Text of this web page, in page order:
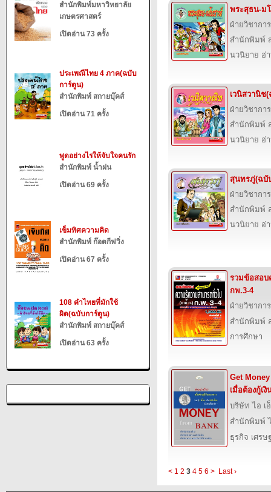
สำนักพิมพ์มหาวิทยาลัย
เกษตรศาสตร์
เปิดอ่าน 73 ครั้ง
ประเพณีไทย 4 ภาค(ฉบับ
การ์ตูน)
สำนักพิมพ์ สกายบุ๊คส์
เปิดอ่าน 71 ครั้ง
พูดอย่างไรให้จับใจคนรัก
สำนักพิมพ์ น้ำฝน
เปิดอ่าน 69 ครั้ง
เข็มทิศความคิด
สำนักพิมพ์ ก๊อตกีฟวิ่ง
เปิดอ่าน 67 ครั้ง
108 คำไทยที่มักใช้
ผิด(ฉบับการ์ตูน)
สำนักพิมพ์ สกายบุ๊คส์
เปิดอ่าน 63 ครั้ง
พระสุธน-ม
ฝ่ายวิชากา
สำนักพิมพ์
นวนิยาย อ่
เวนิสวานิช
ฝ่ายวิชากา
สำนักพิมพ์
นวนิยาย อ่
สุนทรภู่(ฉบั
ฝ่ายวิชากา
สำนักพิมพ์
นวนิยาย อ่
รวมข้อสอบ
กพ.3-4
ฝ่ายวิชากา
สำนักพิมพ์
การศึกษา
Get
เมื่อต้องกู้เ
บริษัท ไอ เ
สำนักพิมพ์
ธุรกิจ เศรษ
< 1 2 3 4 5 6 > Last ›